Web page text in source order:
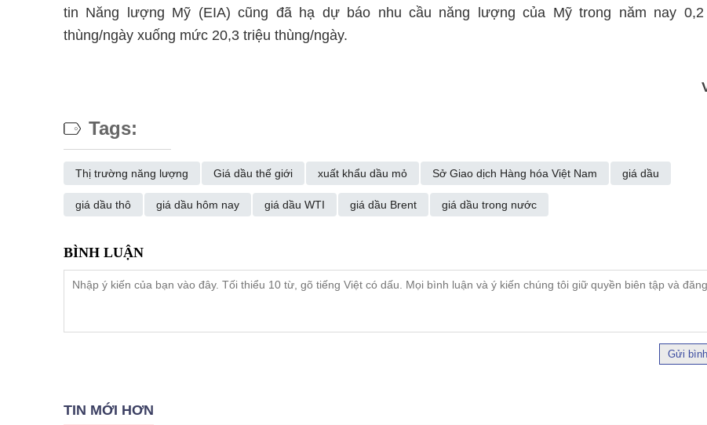
tin Năng lượng Mỹ (EIA) cũng đã hạ dự báo nhu cầu năng lượng của Mỹ trong năm nay 0,2
thùng/ngày xuống mức 20,3 triệu thùng/ngày.
Tags:
Thị trường năng lượng Giá dầu thế giới xuất khẩu dầu mỏ Sở Giao dịch Hàng hóa Việt Nam giá dầu
giá dầu thô giá dầu hôm nay giá dầu WTI giá dầu Brent giá dầu trong nước
Gửi
TIN MỚI HƠN